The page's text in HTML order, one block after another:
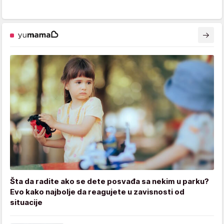
Šta da radite ako se dete posvađa sa nekim u parku?
Evo kako najbolje da reagujete u zavisnosti od
situacije